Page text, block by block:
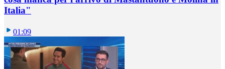
Italia"
01:09